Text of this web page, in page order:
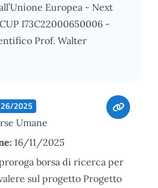
Europea - Next
I73C22000650006 -
Prof. Walter
2025
Umane
16/11/2025
borsa di ricerca per
sul progetto Progetto